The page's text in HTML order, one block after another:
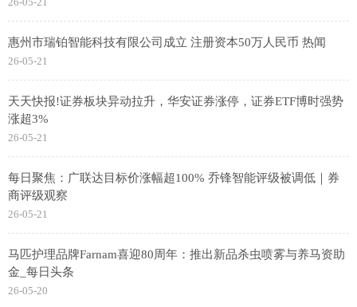
惠州市瑞铂智能科技有限公司成立 注册资本50万人民币 热闻
26-05-21
天天快报!证券板块异动拉升，华安证券涨停，证券ETF博时强势
涨超3%
26-05-21
每日聚焦：广联达目标价涨幅超100% 乔锋智能评级被调低｜券
商评级观察
26-05-21
马匹护理品牌Farnam喜迎80周年：推出新品杀虫喷雾与养马资助
金_每日头条
26-05-20